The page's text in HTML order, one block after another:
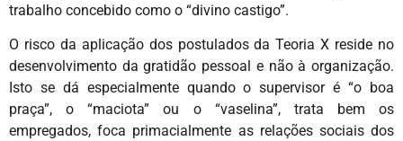
trabalho concebido como o “divino castigo”.
O risco da aplicação dos postulados da Teoria X reside no
desenvolvimento da gratidão pessoal e não à organização.
Isto se dá especialmente quando o supervisor é “o boa
praça”, o “maciota” ou o “vaselina”, trata bem os
empregados, foca primacialmente as relações sociais dos